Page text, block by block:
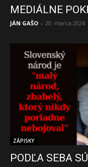
MEDIÁLNE
JÁN GAŠO - 20. marca 2024
ZÁPISKY
PODĽA SEBA